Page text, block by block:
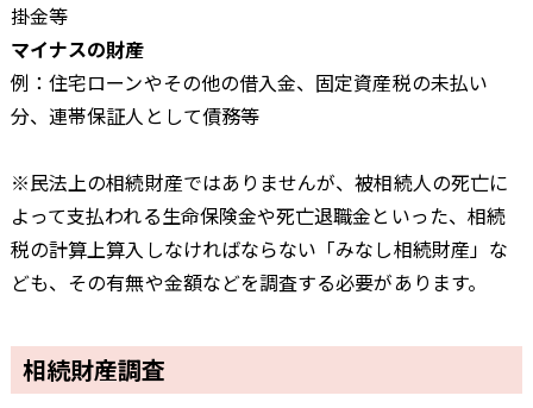
掛金等
マイナスの財産
例：住宅ローンやその他の借入金、固定資産税の未払い
分、連帯保証人として債務等
※民法上の相続財産ではありませんが、被相続人の死亡に
よって支払われる生命保険金や死亡退職金といった、相続
税の計算上算入しなければならない「みなし相続財産」な
ども、その有無や金額などを調査する必要があります。
相続財産調査